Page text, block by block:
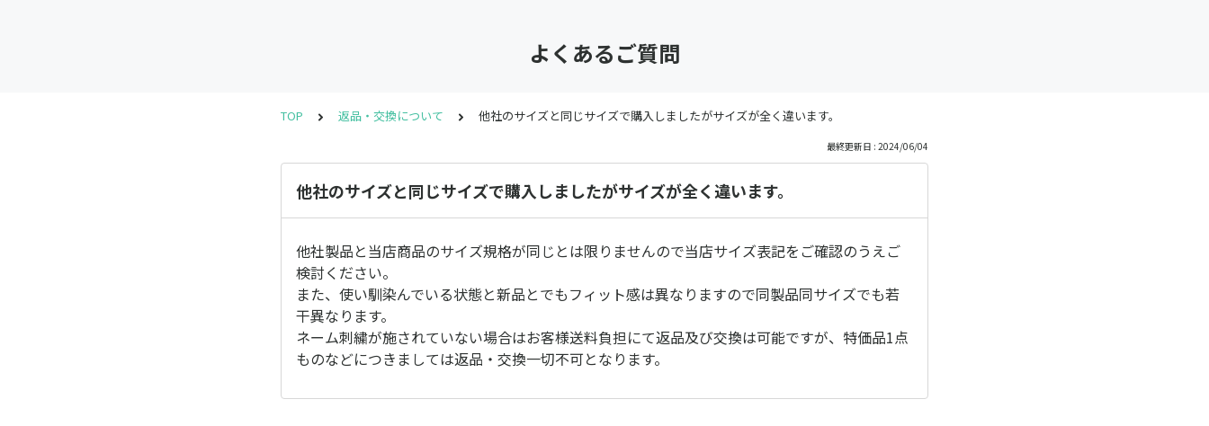
よくあるご質問
TOP 返品・交換について 他社のサイズと同じサイズで購入しましたがサイズが全く違います。
最終更新日 : 2024/06/04
他社のサイズと同じサイズで購入しましたがサイズが全く違います。
他社製品と当店商品のサイズ規格が同じとは限りませんので当店サイズ表記をご確認のうえご
検討ください。
また、使い馴染んでいる状態と新品とでもフィット感は異なりますので同製品同サイズでも若
干異なります。
ネーム刺繍が施されていない場合はお客様送料負担にて返品及び交換は可能ですが、特価品1点
ものなどにつきましては返品・交換一切不可となります。